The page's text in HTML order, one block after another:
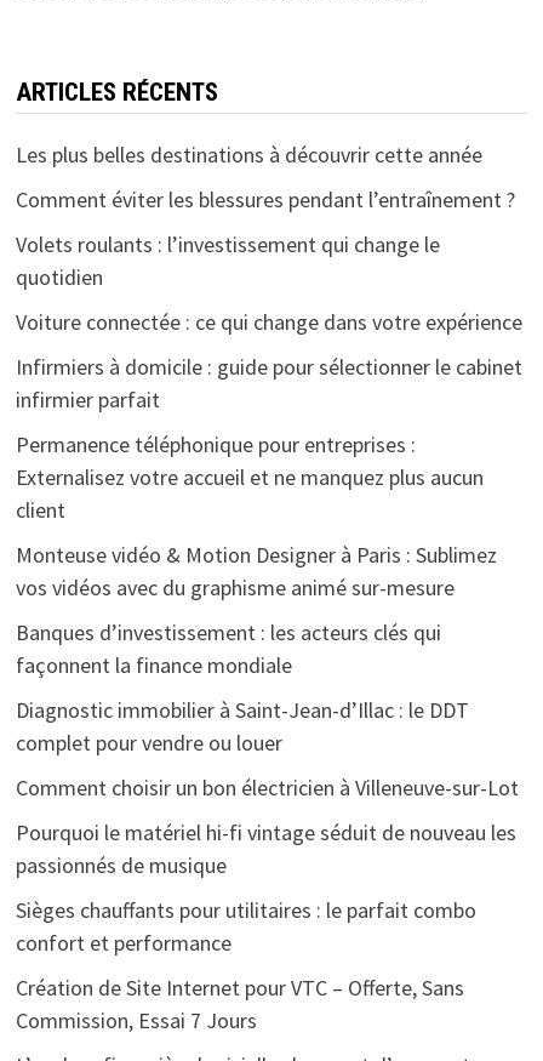
ARTICLES RÉCENTS
Les plus belles destinations à découvrir cette année
Comment éviter les blessures pendant l’entraînement ?
Volets roulants : l’investissement qui change le
quotidien
Voiture connectée : ce qui change dans votre expérience
Infirmiers à domicile : guide pour sélectionner le cabinet
infirmier parfait
Permanence téléphonique pour entreprises :
Externalisez votre accueil et ne manquez plus aucun
client
Monteuse vidéo & Motion Designer à Paris : Sublimez
vos vidéos avec du graphisme animé sur-mesure
Banques d’investissement : les acteurs clés qui
façonnent la finance mondiale
Diagnostic immobilier à Saint-Jean-d’Illac : le DDT
complet pour vendre ou louer
Comment choisir un bon électricien à Villeneuve-sur-Lot
Pourquoi le matériel hi-fi vintage séduit de nouveau les
passionnés de musique
Sièges chauffants pour utilitaires : le parfait combo
confort et performance
Création de Site Internet pour VTC – Offerte, Sans
Commission, Essai 7 Jours